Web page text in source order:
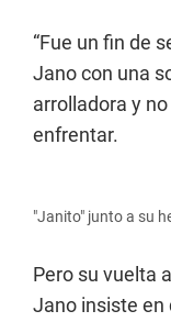
“Fue un fin de
Jano con una
arrolladora y
enfrentar.
"Janito" junto a su
Pero su vuelta al
Jano insiste en